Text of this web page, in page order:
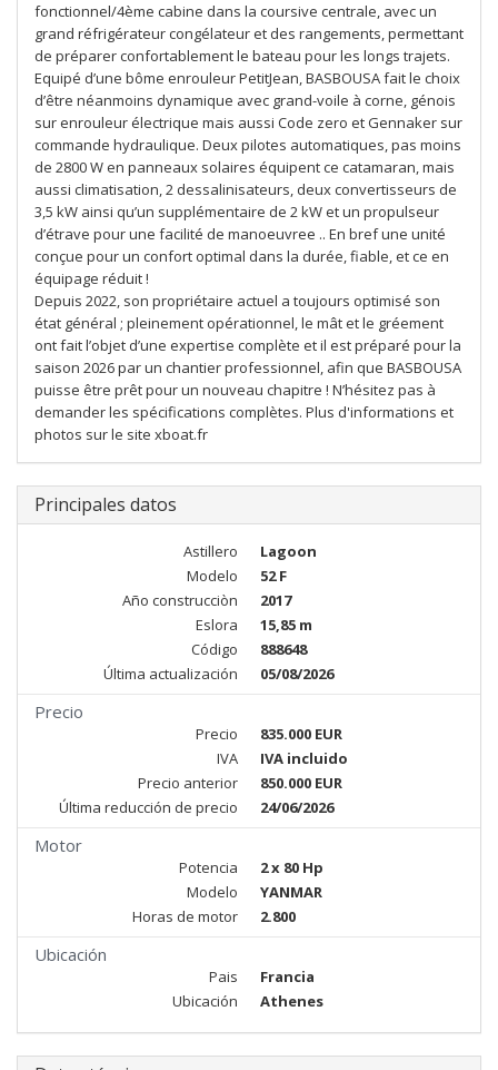
fonctionnel/4ème cabine dans la coursive centrale, avec un
grand réfrigérateur congélateur et des rangements, permettant
de préparer confortablement le bateau pour les longs trajets.
Equipé d’une bôme enrouleur PetitJean, BASBOUSA fait le choix
d’être néanmoins dynamique avec grand-voile à corne, génois
sur enrouleur électrique mais aussi Code zero et Gennaker sur
commande hydraulique. Deux pilotes automatiques, pas moins
de 2800 W en panneaux solaires équipent ce catamaran, mais
aussi climatisation, 2 dessalinisateurs, deux convertisseurs de
3,5 kW ainsi qu’un supplémentaire de 2 kW et un propulseur
d’étrave pour une facilité de manoeuvree .. En bref une unité
conçue pour un confort optimal dans la durée, fiable, et ce en
équipage réduit !
Depuis 2022, son propriétaire actuel a toujours optimisé son
état général ; pleinement opérationnel, le mât et le gréement
ont fait l’objet d’une expertise complète et il est préparé pour la
saison 2026 par un chantier professionnel, afin que BASBOUSA
puisse être prêt pour un nouveau chapitre ! N’hésitez pas à
demander les spécifications complètes. Plus d'informations et
photos sur le site xboat.fr
Principales datos
Astillero
Lagoon
Modelo
52 F
Año construcciòn
2017
Eslora
15,85 m
Código
888648
Última actualización
05/08/2026
Precio
Precio
835.000 EUR
IVA
IVA incluido
Precio anterior
850.000 EUR
Última reducción de precio
24/06/2026
Motor
Potencia
2 x 80 Hp
Modelo
YANMAR
Horas de motor
2.800
Ubicación
Pais
Francia
Ubicación
Athenes